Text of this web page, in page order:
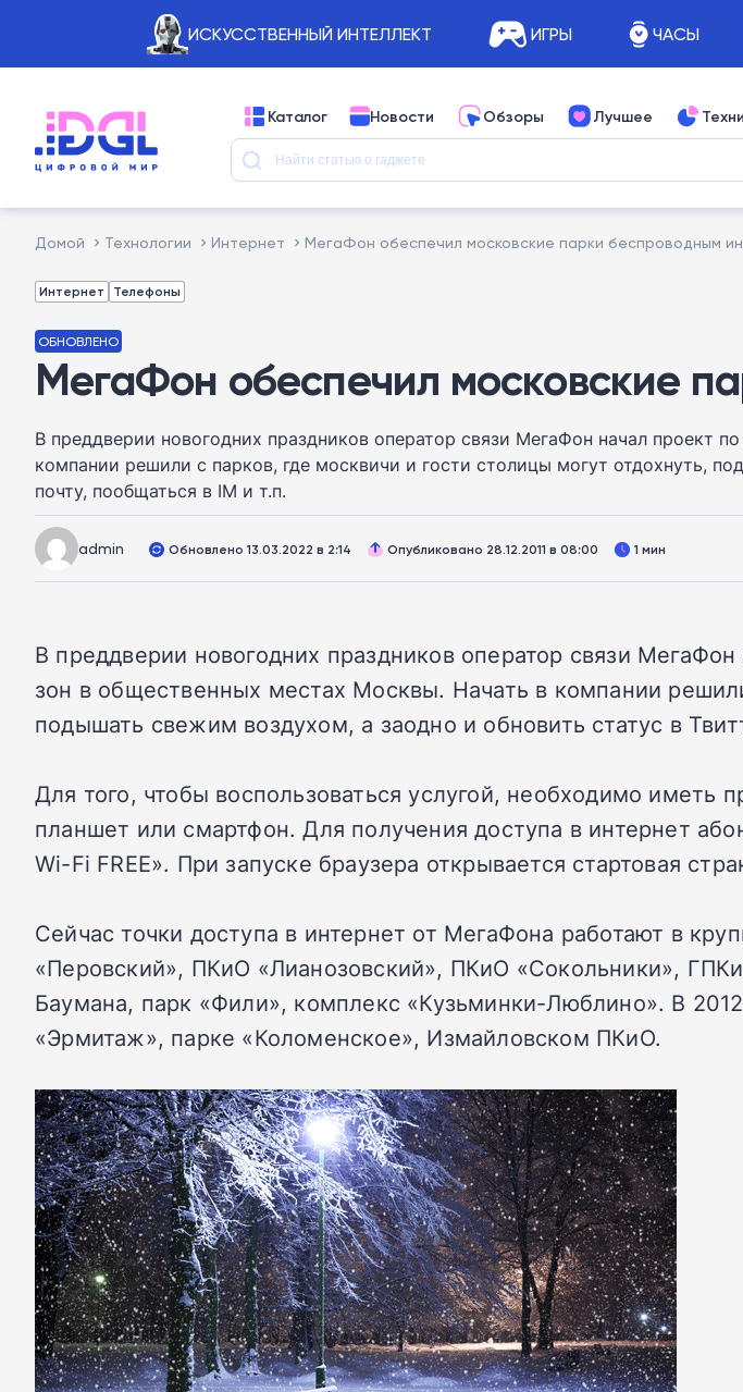
ИСКУССТВЕННЫЙ ИНТЕЛЛЕКТ ИГРЫ ЧАСЫ
Каталог Новости Обзоры Лучшее
Домой Технологии Интернет МегаФон обеспечил московские парки беспроводным
Интернет Телефоны
ОБНОВЛЕНО
МегаФон обеспечил московские
В преддверии новогодних праздников оператор связи МегаФон начал проект
компании решили с парков, где москвичи и гости столицы могут отдохнуть,
почту, пообщаться в IM и т.п.
admin Обновлено 13.03.2022 в 2:14 Опубликовано 28.12.2011 в 08:00 1 мин
В преддверии новогодних праздников оператор связи
зон в общественных местах Москвы. Начать в компании
подышать свежим воздухом, а заодно и обновить статус в
Для того, чтобы воспользоваться услугой, необходимо
планшет или смартфон. Для получения доступа в интернет
Wi-Fi FREE». При запуске браузера открывается стартовая
Сейчас точки доступа в интернет от МегаФона работают в
«Перовский», ПКиО «Лианозовский», ПКиО «Сокольники»,
Баумана, парк «Фили», комплекс «Кузьминки-Люблино». В
«Эрмитаж», парке «Коломенское», Измайловском ПКиО.